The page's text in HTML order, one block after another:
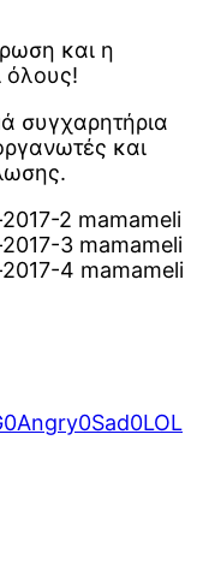
και η
όλους!
συγχαρητήρια
και
0Angry0Sad0LOL